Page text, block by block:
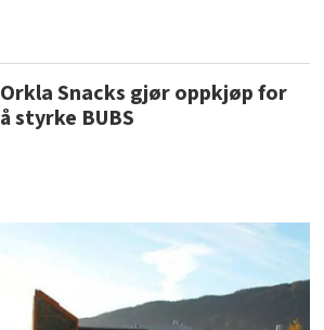
Orkla Snacks gjør oppkjøp for
å styrke BUBS